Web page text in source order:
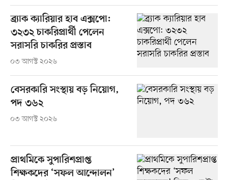
ব্র্যাক ক্যারিয়ার হাব এক্সপো:
৩২৩২ চাকরিপ্রার্থী পেলেন
সরাসরি চাকরির প্রস্তাব
০৩ আগস্ট ২০২৬
বেসরকারি সংস্থায় বড় নিয়োগ,
পদ ৩৬২
০৩ আগস্ট ২০২৬
প্রাথমিকে সুপারিশপ্রাপ্ত
শিক্ষকদের ‘সফল আন্দোলন’